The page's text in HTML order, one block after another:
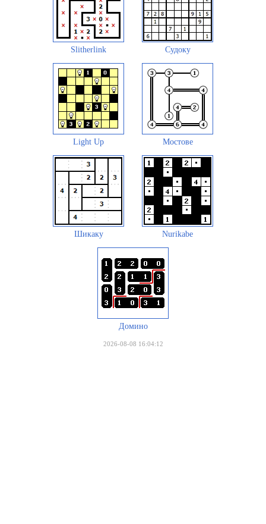
Slitherlink Судоку
Light Up Мостове
Шикаку Nurikabe
Домино
2026-08-08 16:04:12